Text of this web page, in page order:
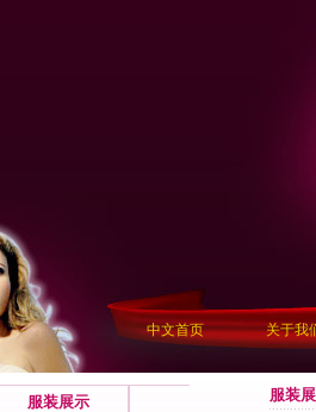
中文首页 关于我
服装展示 服装